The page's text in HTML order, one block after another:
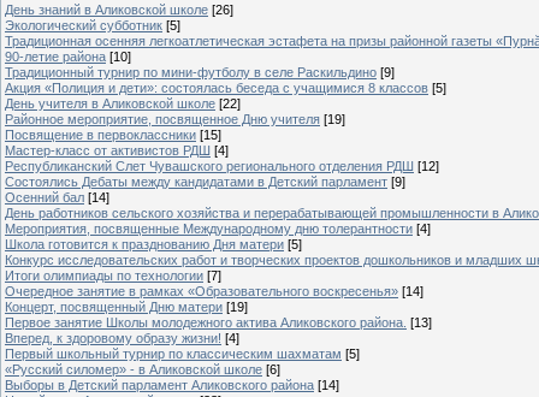
День знаний в Аликовской школе [26]
Экологический субботник [5]
Традиционная осенняя легкоатлетическая эстафета на призы районной газеты
90-летие района [10]
Традиционный турнир по мини-футболу в селе Раскильдино [9]
Акция «Полиция и дети»: состоялась беседа с учащимися 8 классов [5]
День учителя в Аликовской школе [22]
Районное мероприятие, посвященное Дню учителя [19]
Посвящение в первоклассники [15]
Мастер-класс от активистов РДШ [4]
Республиканский Слет Чувашского регионального отделения РДШ [12]
Состоялись Дебаты между кандидатами в Детский парламент [9]
Осенний бал [14]
День работников сельского хозяйства и перерабатывающей промышленности в
Мероприятия, посвященные Международному дню толерантности [4]
Школа готовится к празднованию Дня матери [5]
Конкурс исследовательских работ и творческих проектов дошкольников и младших
Итоги олимпиады по технологии [7]
Очередное занятие в рамках «Образовательного воскресенья» [14]
Концерт, посвященный Дню матери [19]
Первое занятие Школы молодежного актива Аликовского района. [13]
Вперед, к здоровому образу жизни! [4]
Первый школьный турнир по классическим шахматам [5]
«Русский силомер» - в Аликовской школе [6]
Выборы в Детский парламент Аликовского района [14]